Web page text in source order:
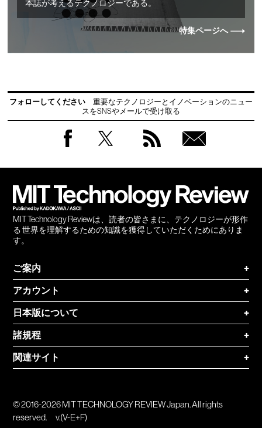
本誌が考えるテクノロジーである。
特集ページへ
フォローしてください
重要なテクノロジーとイノベーションのニュー
スをSNSやメールで受け取る
MIT Technology Reviewは、読者の皆さまに、テクノロジーが形作
る 世界を理解するための知識を獲得していただくためにありま
す。
ご案内
+
アカウント
+
日本版について
+
諸規程
+
関連サイト
+
© 2016-2026 MIT TECHNOLOGY REVIEW Japan. All rights
reserved.
v.(V-E+F)